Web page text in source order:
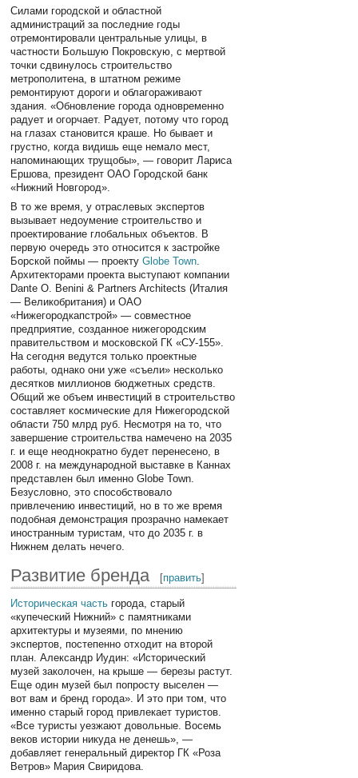
Силами городской и областной
администраций за последние годы
отремонтировали центральные улицы, в
частности Большую Покровскую, с мертвой
точки сдвинулось строительство
метрополитена, в штатном режиме
ремонтируют дороги и облагораживают
здания. «Обновление города одновременно
радует и огорчает. Радует, потому что город
на глазах становится краше. Но бывает и
грустно, когда видишь еще немало мест,
напоминающих трущобы», — говорит Лариса
Ершова, президент ОАО Городской банк
«Нижний Новгород».
В то же время, у отраслевых экспертов
вызывает недоумение строительство и
проектирование глобальных объектов. В
первую очередь это относится к застройке
Борской поймы — проектуGlobe Town
Архитекторами проекта выступают компании
Dante O. Benini & Partners Architects (Италия
— Великобритания) и ОАО
«Нижегородкапстрой» — совместное
предприятие, созданное нижегородским
правительством и московской ГК «СУ-155».
На сегодня ведутся только проектные
работы, однако они уже «съели» несколько
десятков миллионов бюджетных средств.
Общий же объем инвестиций в строительство
составляет космические для Нижегородской
области 750 млрд руб. Несмотря на то, что
завершение строительства намечено на 2035
г. и еще неоднократно будет перенесено, в
2008 г. на международной выставке в Каннах
представлен был именно Globe Town.
Безусловно, это способствовало
привлечению инвестиций, но в то же время
подобная демонстрация прозрачно намекает
иностранным туристам, что до 2035 г. в
Нижнем делать нечего.
Развитие бренда [править]
Историческая часть города, старый
«купеческий Нижний» с памятниками
архитектуры и музеями, по мнению
экспертов, постепенно отходит на второй
план. Александр Иудин: «Исторический
музей заколочен, на крыше — березы растут.
Еще один музей был попросту выселен —
вот вам и бренд города». И это при том, что
именно старый город привлекает туристов.
«Все туристы уезжают довольные. Восемь
веков истории никуда не денешь», —
добавляет генеральный директор ГК «Роза
Ветров» Мария Свиридова.